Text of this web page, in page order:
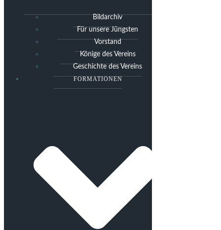
Bildarchiv
Für unsere Jüngsten
Vorstand
Könige des Vereins
Geschichte des Vereins
FORMATIONEN